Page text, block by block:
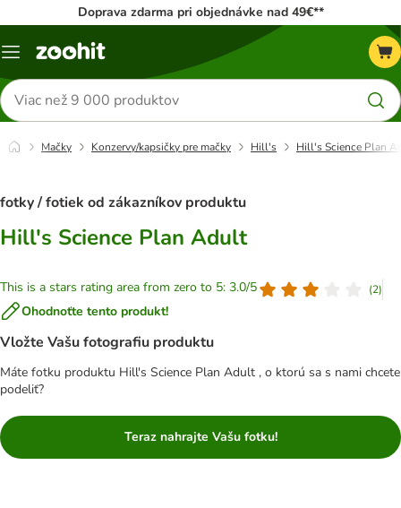
Doprava zdarma pri objednávke nad 49€**
Kategórie
Hľadať
produkty
Mačky Konzervy/kapsičky pre mačky Hill's Hill's Science Plan
fotky / fotiek od zákazníkov produktu
Hill's Science Plan Adult
This is a stars rating area from zero to 5: 3.0/5 (2)
Ohodnoťte tento produkt!
Vložte Vašu fotografiu produktu
Máte fotku produktu Hill's Science Plan Adult , o ktorú sa s nami chcete
podeliť?
Teraz nahrajte Vašu fotku!